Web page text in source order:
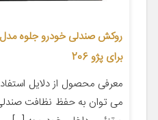
برای پژو 206
معرفی محصول از دلایل
می توان به حفظ نظافت